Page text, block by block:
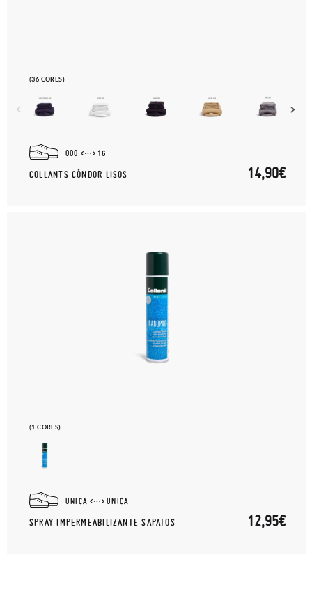
(36 CORES)
000 16
COLLANTS CÓNDOR LISOS 14,90€
(1 CORES)
UNICA UNICA
SPRAY IMPERMEABILIZANTE SAPATOS 12,95€